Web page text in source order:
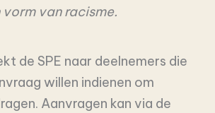
vorm van racisme.
de SPE naar deelnemers die
willen indienen om
Aanvragen kan via de